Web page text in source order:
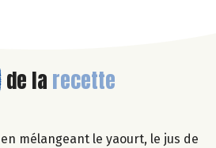
de la recette
mélangeant le yaourt, le jus de